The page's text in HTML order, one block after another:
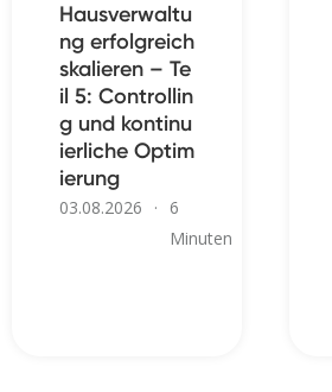
Hausverwaltu
ng erfolgreich
skalieren – Te
il 5: Controllin
g und kontinu
ierliche Optim
ierung
03.08.2026 ·
6
Minuten